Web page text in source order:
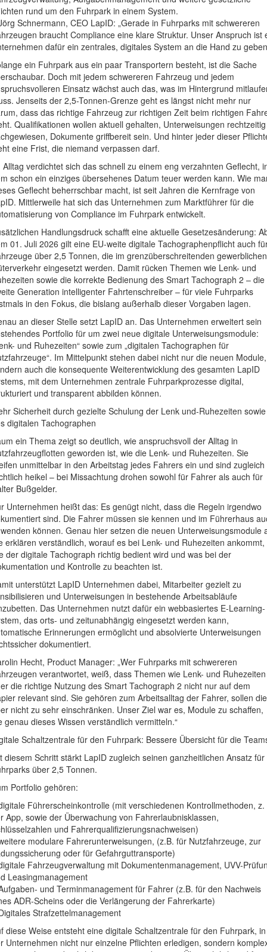
rund um den Fuhrpark in einem System.
Schnermann, CEO LapID: „Gerade in Fuhrparks mit schwereren
braucht Compliance eine klare Struktur. Unser Anspruch ist
dafür ein zentrales, digitales System an die Hand zu
ein Fuhrpark aus ein paar Transportern besteht, ist die Sache
Doch mit jedem schwereren Fahrzeug und jedem
Einsatz wächst auch das, was im Hintergrund
Jenseits der 2,5-Tonnen-Grenze geht es längst nicht mehr nur
dass das richtige Fahrzeug zur richtigen Zeit beim richtigen
Qualifikationen wollen aktuell gehalten, Unterweisungen rechtzeitig
Dokumente griffbereit sein. Und hinter jeder dieser
eine Frist, die niemand verpassen darf.
Alltag verdichtet sich das schnell zu einem eng verzahnten Geflecht,
schon ein einziges übersehenes Datum teuer werden kann. Wie
Geflecht beherrschbar macht, ist seit Jahren die Kernfrage von
Mittlerweile hat sich das Unternehmen zum Marktführer für die
von Compliance im Fuhrpark entwickelt.
Handlungsdruck schafft eine aktuelle Gesetzesänderung:
01. Juli 2026 gilt eine EU-weite digitale Tachographenpflicht auch
über 2,5 Tonnen, die im grenzüberschreitenden gewerblichen
eingesetzt werden. Damit rücken Themen wie Lenk- und
sowie die korrekte Bedienung des Smart Tachograph 2 – die
Generation intelligenter Fahrtenschreiber – für viele Fuhrparks
in den Fokus, die bislang außerhalb dieser Vorgaben lagen.
an dieser Stelle setzt LapID an. Das Unternehmen erweitert sein
Portfolio für um zwei neue digitale Unterweisungsmodule:
und Ruhezeiten“ sowie zum „digitalen Tachographen für
Im Mittelpunkt stehen dabei nicht nur die neuen Module,
auch die konsequente Weiterentwicklung des gesamten LapID
mit dem Unternehmen zentrale Fuhrparkprozesse digital,
und transparent abbilden können.
Sicherheit durch gezielte Schulung der Lenk und-Ruhezeiten sowie
digitalen Tachographen
ein Thema zeigt so deutlich, wie anspruchsvoll der Alltag in
geworden ist, wie die Lenk- und Ruhezeiten. Sie
unmittelbar in den Arbeitstag jedes Fahrers ein und sind zugleich
heikel – bei Missachtung drohen sowohl für Fahrer als auch für
Bußgelder.
Unternehmen heißt das: Es genügt nicht, dass die Regeln irgendwo
sind. Die Fahrer müssen sie kennen und im Führerhaus
können. Genau hier setzen die neuen Unterweisungsmodule
erklären verständlich, worauf es bei Lenk- und Ruhezeiten ankommt,
der digitale Tachograph richtig bedient wird und was bei der
und Kontrolle zu beachten ist.
unterstützt LapID Unternehmen dabei, Mitarbeiter gezielt zu
und Unterweisungen in bestehende Arbeitsabläufe
Das Unternehmen nutzt dafür ein webbasiertes E-Learning-
das orts- und zeitunabhängig eingesetzt werden kann,
Erinnerungen ermöglicht und absolvierte Unterweisungen
dokumentiert.
Hecht, Product Manager: „Wer Fuhrparks mit schwereren
verantwortet, weiß, dass Themen wie Lenk- und Ruhezeiten
die richtige Nutzung des Smart Tachograph 2 nicht nur auf dem
relevant sind. Sie gehören zum Arbeitsalltag der Fahrer, sollen
nicht zu sehr einschränken. Unser Ziel war es, Module zu schaffen,
genau dieses Wissen verständlich vermitteln.“
Schaltzentrale für den Fuhrpark: Bessere Übersicht für die
diesem Schritt stärkt LapID zugleich seinen ganzheitlichen Ansatz für
über 2,5 Tonnen.
Portfolio gehören:
Führerscheinkontrolle (mit verschiedenen Kontrollmethoden, z.
App, sowie der Überwachung von Fahrerlaubnisklassen,
und Fahrerqualifizierungsnachweisen)
modulare Fahrerunterweisungen, (z.B. für Nutzfahrzeuge, zur
oder für Gefahrguttransporte)
Fahrzeugverwaltung mit Dokumentenmanagement, UVV-
Leasingmanagement
und Terminmanagement für Fahrer (z.B. für den Nachweis
ADR-Scheins oder die Verlängerung der Fahrerkarte)
Strafzettelmanagement
diese Weise entsteht eine digitale Schaltzentrale für den Fuhrpark, in
Unternehmen nicht nur einzelne Pflichten erledigen, sondern